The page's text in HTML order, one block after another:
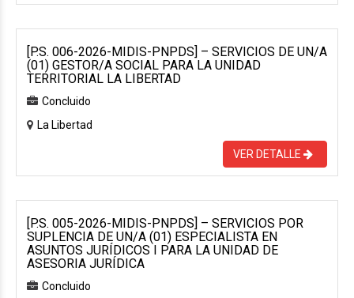
[P.S. 006-2026-MIDIS-PNPDS] – SERVICIOS DE UN/A
(01) GESTOR/A SOCIAL PARA LA UNIDAD
TERRITORIAL LA LIBERTAD
Concluido
La Libertad
VER DETALLE
[P.S. 005-2026-MIDIS-PNPDS] – SERVICIOS POR
SUPLENCIA DE UN/A (01) ESPECIALISTA EN
ASUNTOS JURÍDICOS I PARA LA UNIDAD DE
ASESORIA JURÍDICA
Concluido